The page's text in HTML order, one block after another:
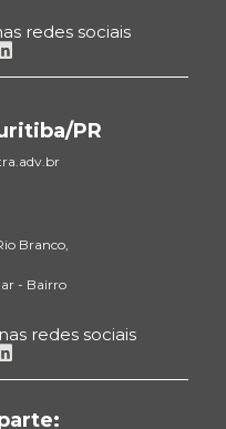
redes sociais
PR
Branco,
- Bairro
redes sociais